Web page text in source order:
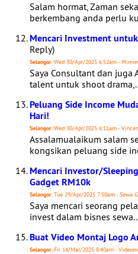
Salam hormat, Zaman
berkembang anda perlu
Mencari Investment
Reply)
Selangor, Wed 30/Apr/2025 6:52am -
Saya Consultant dan juga
talent untuk shoot
Peluang Side Income
Hari!
Selangor, Wed 30/Apr/2025 6:11am -
Assalamualaikum salam
kongsikan peluang side
Mencari Investor/
Gadget RM10k
Selangor, Tue 29/Apr/2025 7:50am - Sewa
Saya mencari seorang
invest dalam bisnes sewa..
Buat Video Montaj Logo
Selangor, Fri 14/Mar/2025 8:40am -